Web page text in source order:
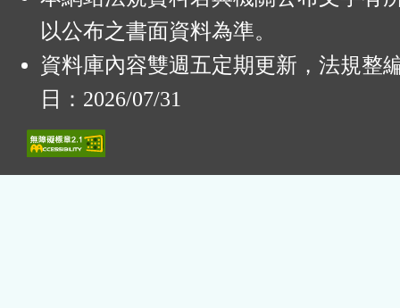
以公布之書面資料為準。
資料庫內容雙週五定期更新，法規整
日：2026/07/31